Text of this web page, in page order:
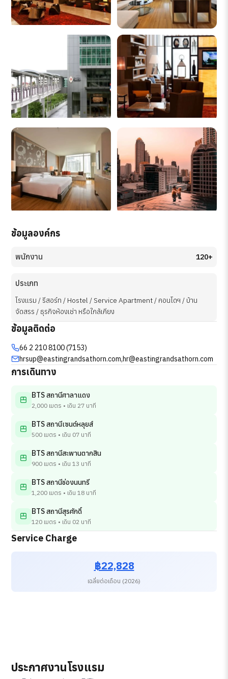
ข้อมูลองค์กร
พนักงาน 120+
ประเภท
โรงแรม / รีสอร์ท / Hostel / Service Apartment / คอนโดฯ / บ้าน
จัดสรร / ธุรกิจห้องเช่า หรือใกล้เคียง
ข้อมูลติดต่อ
66 2 210 8100 (7153)
hrsup@eastingrandsathorn.com,hr@eastingrandsathorn.com
การเดินทาง
BTS สถานีศาลาแดง
2,000 เมตร • เดิน 27 นาที
BTS สถานีเซนต์หลุยส์
500 เมตร • เดิน 07 นาที
BTS สถานีสะพานตากสิน
900 เมตร • เดิน 13 นาที
BTS สถานีช่องนนทรี
1,200 เมตร • เดิน 18 นาที
BTS สถานีสุรศักดิ์
120 เมตร • เดิน 02 นาที
Service Charge
฿22,828
เฉลี่ยต่อเดือน (2026)
ประกาศงานโรงแรม